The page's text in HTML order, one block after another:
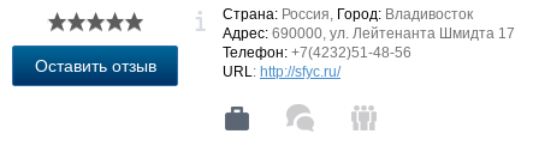
Реклама
Конференции
Выставки и семинары
Галерея флота
Оставить отзыв
Страна: Россия, Город: Владивосток
Адрес: 690000, ул. Лейтенанта Шмидта 17
Телефон: +7(4232)51-48-56
URL: http://sfyc.ru/